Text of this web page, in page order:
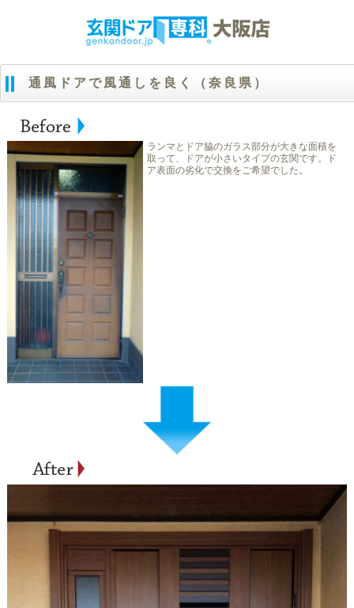
通風ドアで風通しを良く（奈良県）
ランマとドア脇のガラス部分が大きな面積を
取って、ドアが小さいタイプの玄関です。ド
ア表面の劣化で交換をご希望でした。